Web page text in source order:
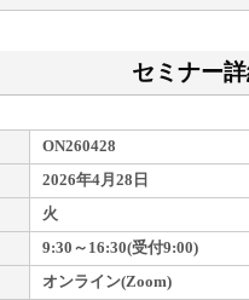
セミナー
ON260428
2026年4月28日
火
9:30～16:30(受付9:00)
オンライン(Zoom)